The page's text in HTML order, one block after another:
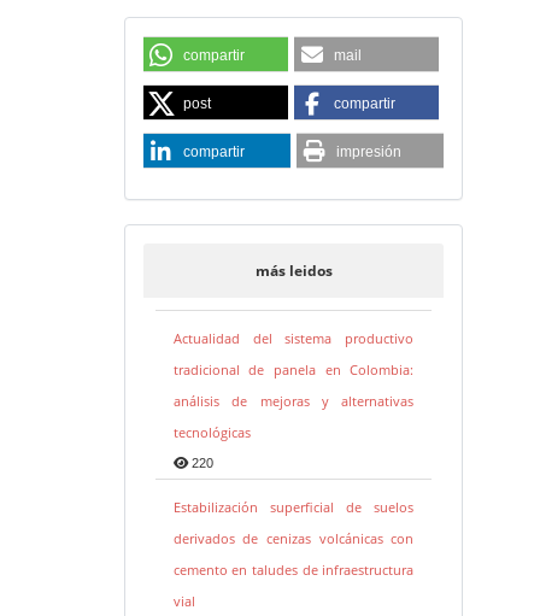
compartir mail
post compartir
compartir impresión
más leidos
Actualidad del sistema productivo
tradicional de panela en Colombia:
análisis de mejoras y alternativas
tecnológicas
220
Estabilización superficial de suelos
derivados de cenizas volcánicas con
cemento en taludes de infraestructura
vial